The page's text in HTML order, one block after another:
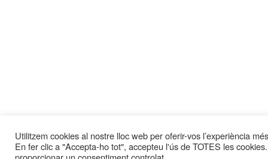
Utilitzem cookies al nostre lloc web per oferir-vos l’experiència
En fer clic a "Accepta-ho tot", accepteu l'ús de TOTES les